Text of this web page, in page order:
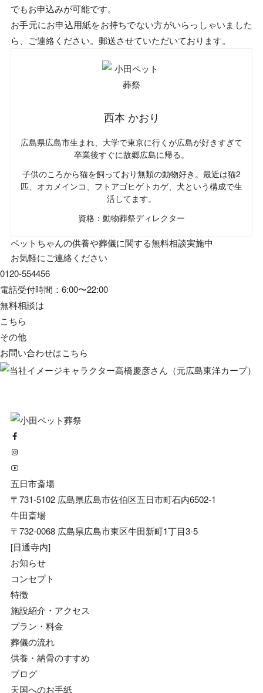
でもお申込みが可能です。
お手元にお申込用紙をお持ちでない方がいらっしゃいました
ら、ご連絡ください。郵送させていただいております。
西本 かおり
広島県広島市生まれ、大学で東京に行くが広島が好きすぎて
卒業後すぐに故郷広島に帰る。
子供のころから猫を飼っており無類の動物好き。最近は猫2
匹、オカメインコ、フトアゴヒゲトカゲ、犬という構成で生
活してます。
資格：動物葬祭ディレクター
ペットちゃんの供養や葬儀に関する無料相談実施中
お気軽にご連絡ください
0120-554456
電話受付時間：6:00〜22:00
無料相談は
こちら
その他
お問い合わせはこちら
五日市斎場
〒731-5102 広島県広島市佐伯区五日市町石内6502-1
牛田斎場
〒732-0068 広島県広島市東区牛田新町1丁目3-5
[日通寺内]
お知らせ
コンセプト
特徴
施設紹介・アクセス
プラン・料金
葬儀の流れ
供養・納骨のすすめ
ブログ
天国へのお手紙